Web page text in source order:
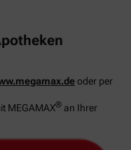
oder per
MEGAMAX® an Ihrer